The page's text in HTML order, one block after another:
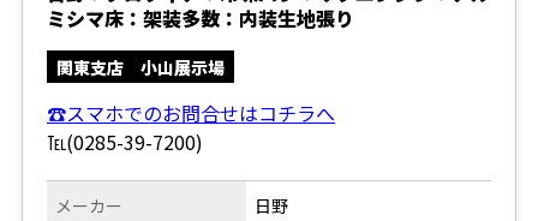
ミシマ床：架装多数：内装生地張り
関東支店 小山展示場
☎スマホでのお問合せはコチラへ
℡(0285-39-7200)
メーカー 日野